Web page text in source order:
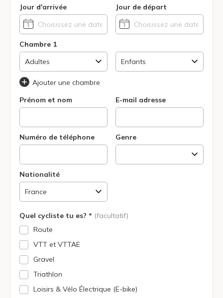
Jour d'arrivée Jour de départ
Chambre 1
Ajouter une chambre
Prénom et nom
E-mail adresse
Numéro de téléphone Genre
Nationalité
Quel cycliste tu es? * (facultatif)
Route
VTT et VTTAE
Gravel
Triathlon
Loisirs & Vélo Électrique (E-bike)